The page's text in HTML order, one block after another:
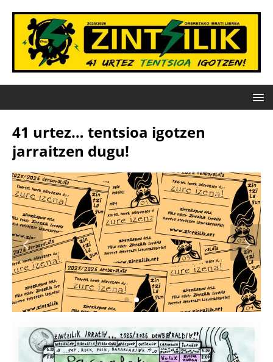
41 urtez… tentsioa igotzen
jarraitzen dugu!